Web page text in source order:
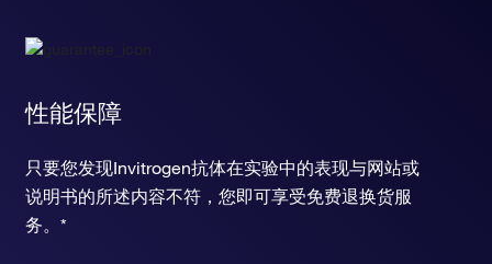
性能保障
只要您发现Invitrogen抗体在实验中的表现与网站或
说明书的所述内容不符，您即可享受免费退换货服
务。*